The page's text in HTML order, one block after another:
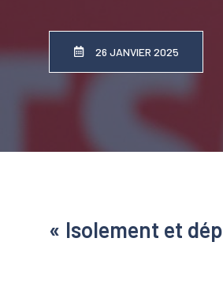
26 JANVIER 2025
« Isolement et